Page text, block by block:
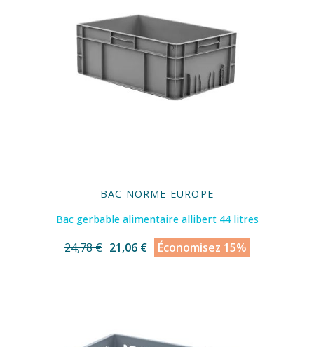
BAC NORME EUROPE
Bac gerbable alimentaire allibert 44 litres
24,78 € 21,06 € Économisez 15%